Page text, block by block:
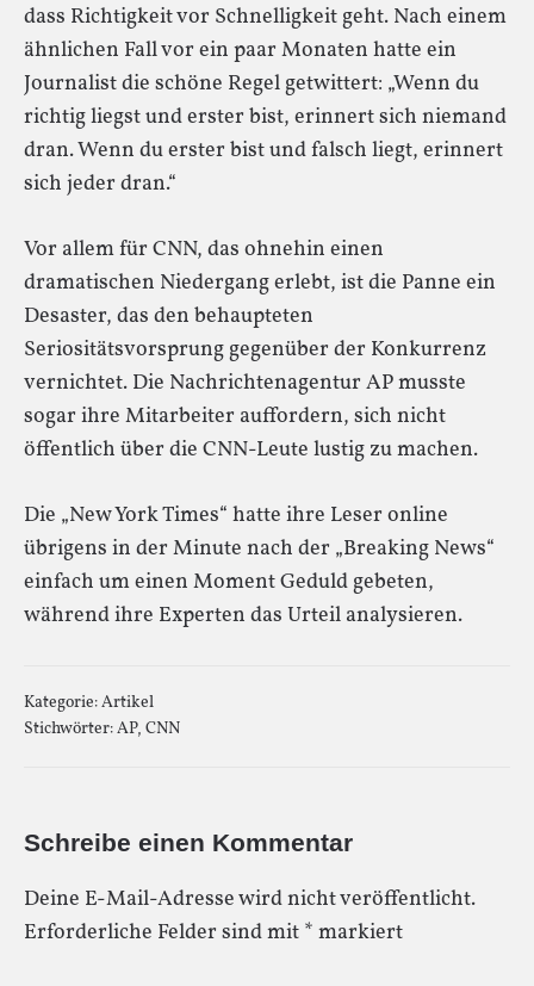
dass Richtigkeit vor Schnelligkeit geht. Nach einem
ähnlichen Fall vor ein paar Monaten hatte ein
Journalist die schöne Regel getwittert: „Wenn du
richtig liegst und erster bist, erinnert sich niemand
dran. Wenn du erster bist und falsch liegt, erinnert
sich jeder dran.“
Vor allem für CNN, das ohnehin einen
dramatischen Niedergang erlebt, ist die Panne ein
Desaster, das den behaupteten
Seriositätsvorsprung gegenüber der Konkurrenz
vernichtet. Die Nachrichtenagentur AP musste
sogar ihre Mitarbeiter auffordern, sich nicht
öffentlich über die CNN-Leute lustig zu machen.
Die „New York Times“ hatte ihre Leser online
übrigens in der Minute nach der „Breaking News“
einfach um einen Moment Geduld gebeten,
während ihre Experten das Urteil analysieren.
Kategorie:Artikel
Stichwörter:AP, CNN
Schreibe einen Kommentar
Deine E-Mail-Adresse wird nicht veröffentlicht.
Erforderliche Felder sind mit * markiert